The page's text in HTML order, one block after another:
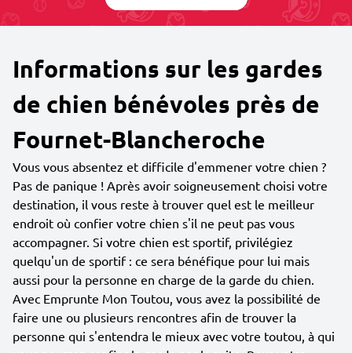
Informations sur les gardes
de chien bénévoles près de
Fournet-Blancheroche
Vous vous absentez et difficile d'emmener votre chien ?
Pas de panique ! Après avoir soigneusement choisi votre
destination, il vous reste à trouver quel est le meilleur
endroit où confier votre chien s'il ne peut pas vous
accompagner. Si votre chien est sportif, privilégiez
quelqu'un de sportif : ce sera bénéfique pour lui mais
aussi pour la personne en charge de la garde du chien.
Avec Emprunte Mon Toutou, vous avez la possibilité de
faire une ou plusieurs rencontres afin de trouver la
personne qui s'entendra le mieux avec votre toutou, à qui